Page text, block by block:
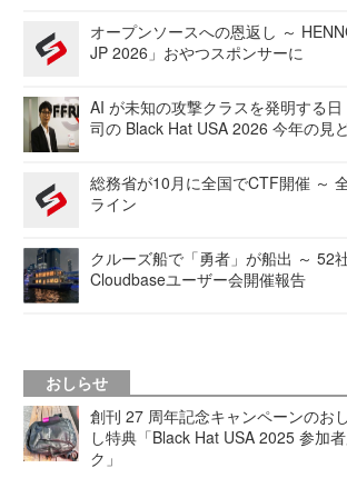
オープンソースへの恩返し ～
JP 2026」おやつスポンサーに
AI が未知の攻撃クラスを発明する
司の Black Hat USA 2026 今年の見
総務省が10月に全国でCTF開催 ～
ライン
クルーズ船で「勇者」が船出 ～ 52
Cloudbaseユーザー会開催報告
おしらせ
創刊 27 周年記念キャンペーンのお
し特典「Black Hat USA 2025 参加
ク」